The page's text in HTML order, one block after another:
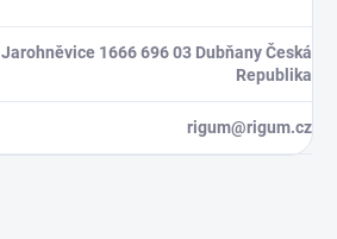
Jarohněvice 1666 696 03 Dubňany Česká
Republika
rigum@rigum.cz